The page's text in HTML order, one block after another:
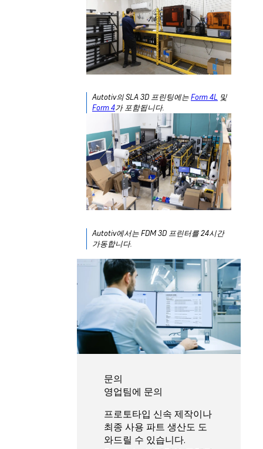
Autotiv의 SLA 3D 프린팅에는Form 4L 및
Form 4가 포함됩니다.
Autotiv에서는 FDM 3D 프린터를 24시간
가동합니다.
문의
영업팀에 문의
프로토타입 신속 제작이나
최종 사용 파트 생산도 도
와드릴 수 있습니다.